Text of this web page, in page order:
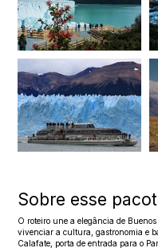
Sobre esse
O roteiro une a elegância de
vivenciar a cultura, gastronomia e
Calafate, porta de entrada para o